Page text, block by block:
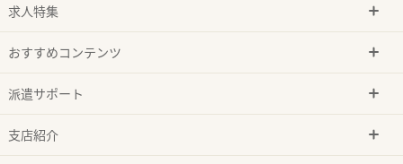
求人特集
おすすめコンテンツ
派遣サポート
支店紹介